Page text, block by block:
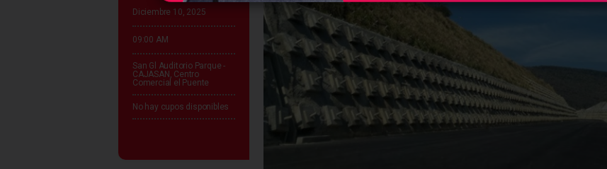
Diciembre 10, 2025
09:00 AM
San Gl Auditorio Parque -
CAJASAN, Centro
Comercial el Puente
No hay cupos disponibles